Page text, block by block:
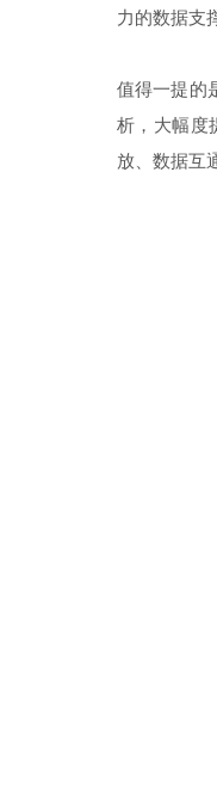
力的数据支
值得一提的
析，大幅度
放、数据互